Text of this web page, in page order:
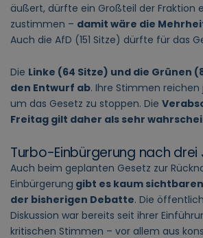
äußert, dürfte ein Großteil der Fraktion
zustimmen – damit wäre die
Auch die AfD (151 Sitze) dürfte für das
Die Linke (64 Sitze) und die Grünen
den Entwurf ab. Ihre Stimmen
um das Gesetz zu stoppen. Die
Freitag gilt daher als sehr
Turbo-Einbürgerung nach drei
Auch beim geplanten Gesetz zur
Einbürgerung gibt es kaum
der bisherigen Debatte. Die
Diskussion war bereits seit ihrer
kritischen Stimmen – vor allem aus